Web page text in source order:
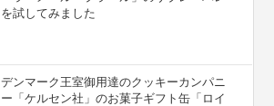
を試してみました
デンマーク王室御用達のクッキーカンパニ
ー「ケルセン社」のお菓子ギフト缶「ロイ